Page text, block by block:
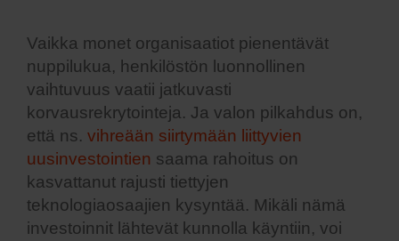
Vaikka monet organisaatiot pienentävät
nuppilukua, henkilöstön luonnollinen
vaihtuvuus vaatii jatkuvasti
korvausrekrytointeja. Ja valon pilkahdus on,
että ns.vihreään siirtymään liittyvien
uusinvestointien saama rahoitus on
kasvattanut rajusti tiettyjen
teknologiaosaajien kysyntää. Mikäli nämä
investoinnit lähtevät kunnolla käyntiin, voi